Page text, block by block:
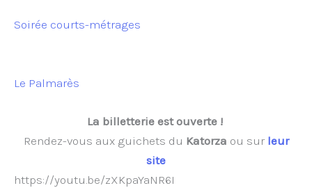
Soirée courts-métrages
Le Palmarès
La billetterie est ouverte !
Rendez-vous aux guichets du Katorza ou sur leur
site
https://youtu.be/zXKpaYaNR6I